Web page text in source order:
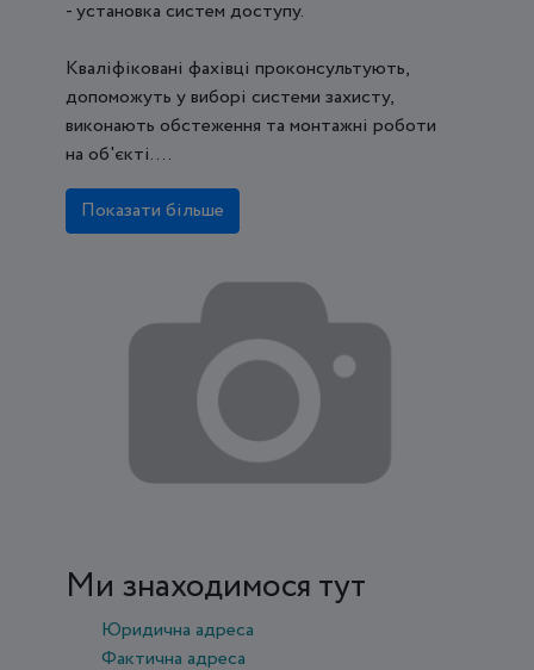
- установка систем доступу.
Кваліфіковані фахівці проконсультують,
допоможуть у виборі системи захисту,
виконають обстеження та монтажні роботи
на об'єкті. ...
Показати більше
Ми знаходимося тут
Юридична адреса
Фактична адреса